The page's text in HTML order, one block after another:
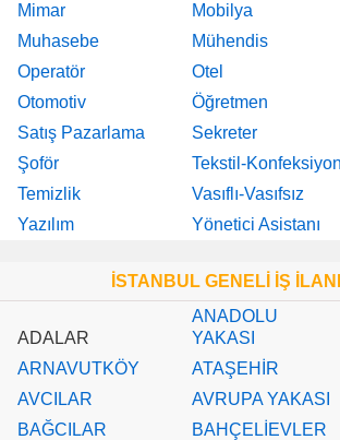
Mimar
Mobilya
Muhasebe
Mühendis
Operatör
Otel
Otomotiv
Öğretmen
Satış Pazarlama
Sekreter
Şoför
Tekstil-Konfeksiyon
Temizlik
Vasıflı-Vasıfsız
Yazılım
Yönetici Asistanı
İSTANBUL GENELİ İŞ
ADALAR
ANADOLU
YAKASI
ARNAVUTKÖY
ATAŞEHİR
AVCILAR
AVRUPA YAKASI
BAĞCILAR
BAHÇELİEVLER